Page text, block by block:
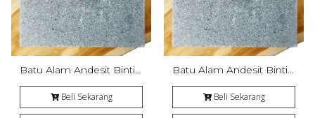
Batu Alam Andesit Bintik Bakar
Beli Sekarang
Batu Alam Andesit Bintik Bakar
Beli Sekarang